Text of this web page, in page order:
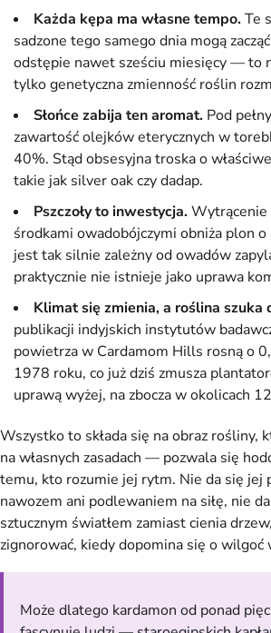
Każda kępa ma własne tempo.Te
sadzone tego samego dnia mogą
odstępie nawet sześciu miesięcy — to
tylko genetyczna zmienność roślin
Słońce zabija ten aromat. Pod
zawartość olejków eterycznych w
40%. Stąd obsesyjna troska o
takie jak silver oak czy dadap.
Pszczoły to inwestycja.Wytrącenie
środkami owadobójczymi obniża plon
jest tak silnie zależny od owadów
praktycznie nie istnieje jako uprawa
Klimat się zmienia, a roślina szuka
publikacji indyjskich instytutów
powietrza w Cardamom Hills rosną o
1978 roku, co już dziś zmusza
uprawą wyżej, na zbocza w okolicach
Wszystko to składa się na obraz rośliny,
na własnych zasadach — pozwala się
temu, kto rozumie jej rytm. Nie da się jej
nawozem ani podlewaniem na siłę, nie
sztucznym światłem zamiast cienia
zignorować, kiedy dopomina się o wilgoć
Może dlatego kardamon od ponad